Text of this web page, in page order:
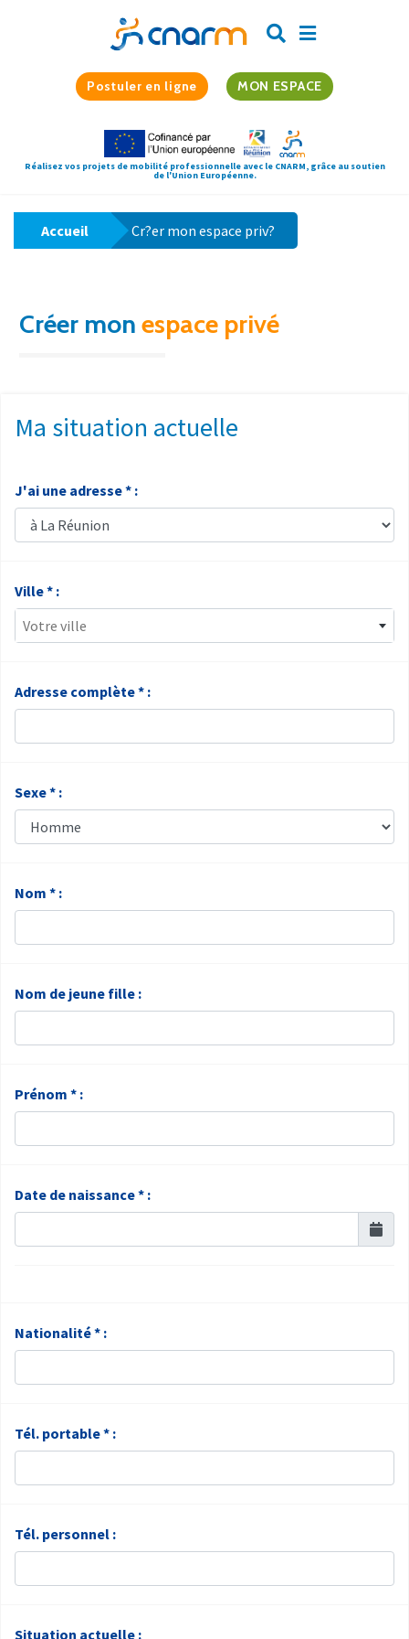
Postuler en ligne MON ESPACE
Réalisez vos projets de mobilité professionnelle avec le CNARM, grâce au soutien
de l'Union Européenne.
Accueil Cr?er mon espace priv?
Créer mon espace privé
Ma situation actuelle
J'ai une adresse * :
Ville * :
Votre ville
Adresse complète * :
Sexe * :
Nom * :
Nom de jeune fille :
Prénom * :
Date de naissance * :
Nationalité * :
Tél. portable * :
Tél. personnel :
Situation actuelle :